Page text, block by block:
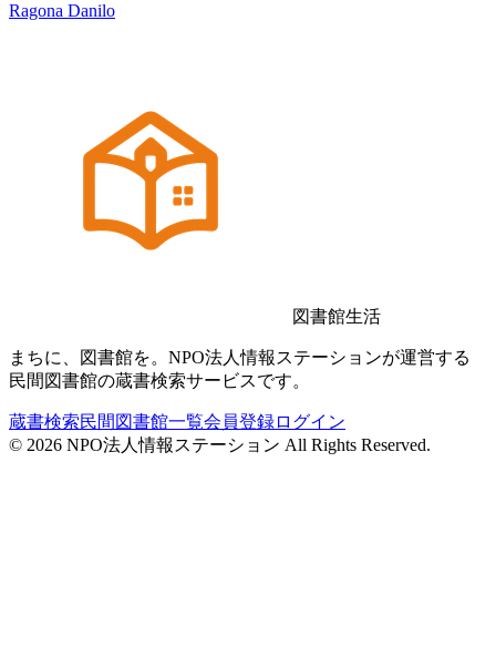
Ragona Danilo
図書館生活
まちに、図書館を。NPO法人情報ステーションが運営する
民間図書館の蔵書検索サービスです。
蔵書検索民間図書館一覧会員登録ログイン
© 2026 NPO法人情報ステーション All Rights Reserved.